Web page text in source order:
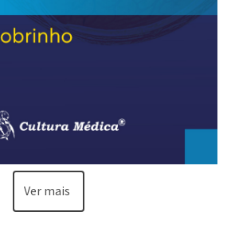
Ver mais